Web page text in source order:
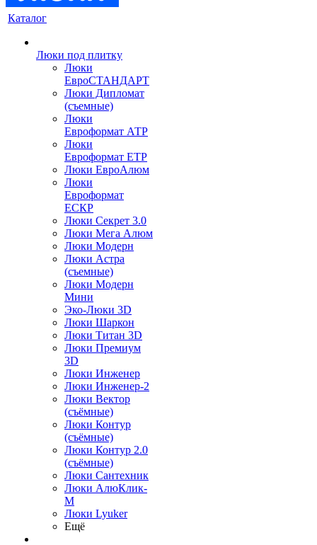
Каталог
Люки под плитку
Люки
ЕвроСТАНДАРТ
Люки Дипломат
(съемные)
Люки
Евроформат АТР
Люки
Евроформат ЕТР
Люки ЕвроАлюм
Люки
Евроформат
ЕСКР
Люки Секрет 3.0
Люки Мега Алюм
Люки Модерн
Люки Астра
(съемные)
Люки Модерн
Мини
Эко-Люки 3D
Люки Шаркон
Люки Титан 3D
Люки Премиум
3D
Люки Инженер
Люки Инженер-2
Люки Вектор
(съёмные)
Люки Контур
(съёмные)
Люки Контур 2.0
(съёмные)
Люки Сантехник
Люки АлюКлик-
М
Люки Lyuker
Ещё